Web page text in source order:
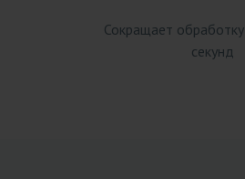
Сокращает
секунд